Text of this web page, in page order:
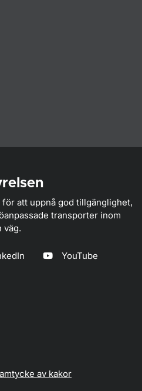
att uppnå god tillgänglighet,
transporter inom
väg.
YouTube
av kakor